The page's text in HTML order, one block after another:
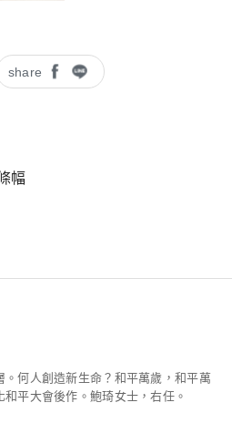
share
幅
何人創造新生命？和平萬歲，和平萬
平大會後作。鮑琦女士，右任。